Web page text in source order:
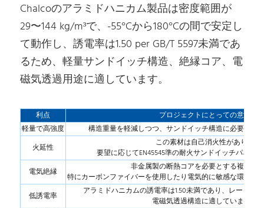
Chalcoのアラミドハニカム製品は密度範囲が
29〜144 kg/m³で、-55°Cから180°Cの間で安定し
て動作し、誘電率は1.50 per GB/T 5597未満であ
るため、軽量サンドイッチ構造、絶縁コア、電
磁気透過用途に適しています。
利点
プロジェクトにとっての意味
軽量で高強度
構造重量を軽減しつつ、サンドイッチ構造に必要な耐
火延性
この素材は自己消火性があり、
要望に応じてEN45545準の耐火サンドイッチパネル
電気絶縁
非金属製の断熱コアを必要とする複合構
特にカーボンファイバーを使用したり電気的に敏感な環境で
低誘電率
アラミドハニカムの誘電率は1.50未満であり、レードー
電磁気透過構造に適しています。